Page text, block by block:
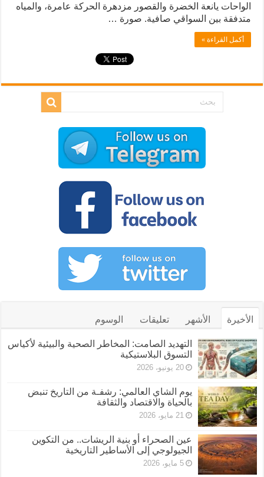
الواحات يانعة الخضرة والقصور مزدهرة الحركة عامرة، والمياه
متدفقة بين السواقي صافية. صورة …
أكمل القراءة »
الأخيرة الأشهر تعليقات الوسوم
التهديد الصامت: المخاطر الصحية والبيئية لأكياس
التسوق البلاستيكية
20 يونيو، 2026
يوم الشاي العالمي: رشفـة من التاريخ تنبض
بالحياة والاقتصاد والثقافة
21 مايو، 2026
عين الصحراء أو بنية الريشات.. من التكوين
الجيولوجي إلى الأساطير التاريخية
5 مايو، 2026